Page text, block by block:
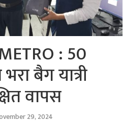
: 50
बैग यात्री
वापस
29, 2024